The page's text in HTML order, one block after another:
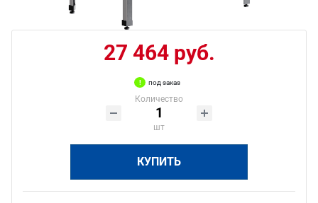
27 464 руб.
под заказ
Количество
шт
КУПИТЬ